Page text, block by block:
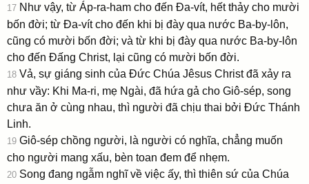
17 Như vậy, từ Áp-ra-ham cho đến Ða-vít, hết thảy cho mười
bốn đời; từ Ða-vít cho đến khi bị đày qua nước Ba-by-lôn,
cũng có mười bốn đời; và từ khi bị đày qua nước Ba-by-lôn
cho đến Ðấng Christ, lại cũng có mười bốn đời.
18 Vả, sự giáng sinh của Ðức Chúa Jêsus Christ đã xảy ra
như vầy: Khi Ma-ri, mẹ Ngài, đã hứa gả cho Giô-sép, song
chưa ăn ở cùng nhau, thì người đã chịu thai bởi Ðức Thánh
Linh.
19 Giô-sép chồng người, là người có nghĩa, chẳng muốn
cho người mang xấu, bèn toan đem để nhẹm.
20 Song đang ngẫm nghĩ về việc ấy, thì thiên sứ của Chúa